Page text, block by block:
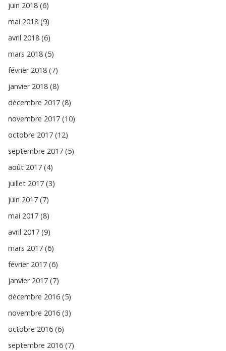
juin 2018 (6)
mai 2018 (9)
avril 2018 (6)
mars 2018 (5)
février 2018 (7)
janvier 2018 (8)
décembre 2017 (8)
novembre 2017 (10)
octobre 2017 (12)
septembre 2017 (5)
août 2017 (4)
juillet 2017 (3)
juin 2017 (7)
mai 2017 (8)
avril 2017 (9)
mars 2017 (6)
février 2017 (6)
janvier 2017 (7)
décembre 2016 (5)
novembre 2016 (3)
octobre 2016 (6)
septembre 2016 (7)